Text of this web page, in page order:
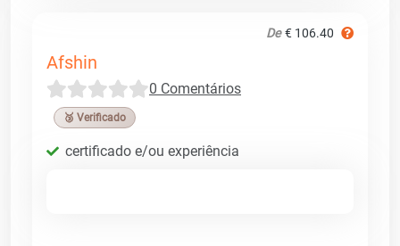
De € 106.40
Afshin
0 Comentários
🥉 Verificado
certificado e/ou experiência